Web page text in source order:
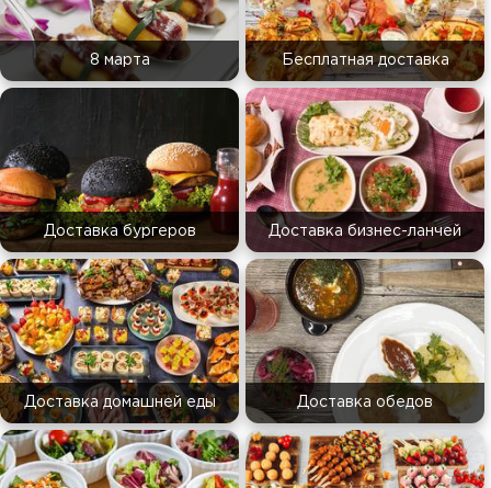
8 марта Бесплатная доставка
Доставка бургеров Доставка бизнес-ланчей
Доставка домашней еды Доставка обедов